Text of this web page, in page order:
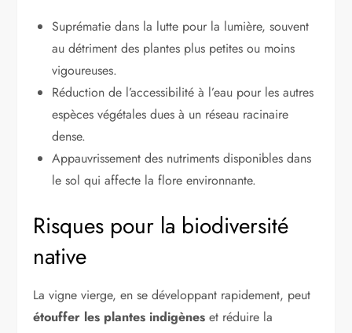
Suprématie dans la lutte pour la lumière, souvent
au détriment des plantes plus petites ou moins
vigoureuses.
Réduction de l’accessibilité à l’eau pour les autres
espèces végétales dues à un réseau racinaire
dense.
Appauvrissement des nutriments disponibles dans
le sol qui affecte la flore environnante.
Risques pour la biodiversité
native
La vigne vierge, en se développant rapidement, peut
étouffer les plantes indigènes et réduire la